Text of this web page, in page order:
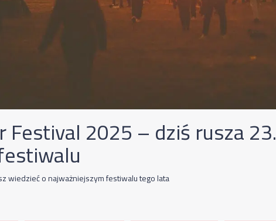
Festival 2025 – dziś rusza 23.
wiedzieć o najważniejszym festiwalu tego lata